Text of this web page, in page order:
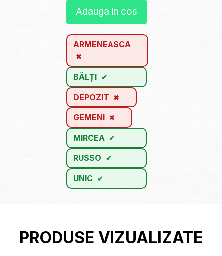
Adauga in cos
ARMENEASCA
BĂLȚI
DEPOZIT
GEMENI
MIRCEA
RUSSO
UNIC
PRODUSE VIZUALIZATE